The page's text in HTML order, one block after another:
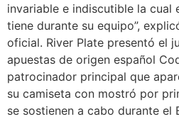
invariable e indiscutible la cual
tiene durante su equipo”,
oficial. River Plate presentó el
apuestas de origen español
patrocinador principal que
su camiseta con mostró por
se sostienen a cabo durante el